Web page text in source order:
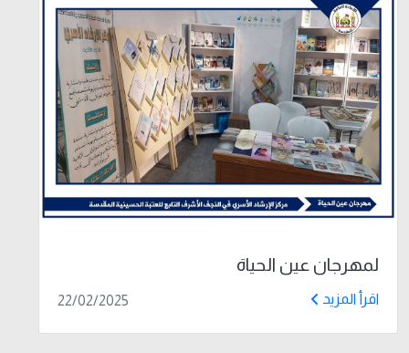
لمهرجان عين الحياة
اقرأ المزيد 22/02/2025